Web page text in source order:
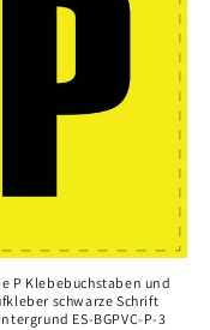
P Klebebuchstaben und
schwarze Schrift
ES-BGPVC-P-3